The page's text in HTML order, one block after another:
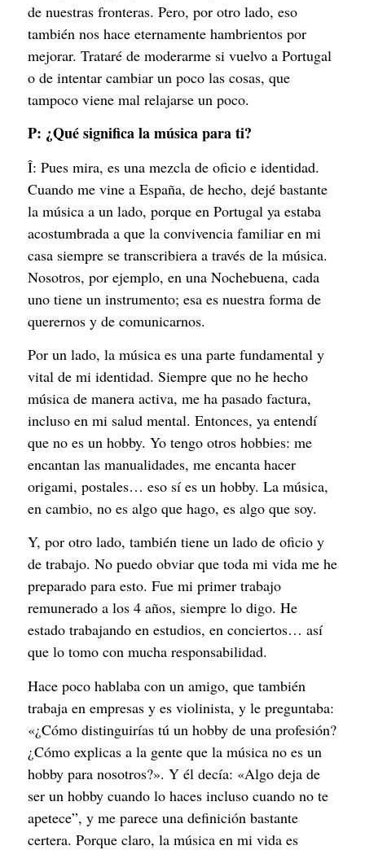
de nuestras fronteras. Pero, por otro lado, eso
también nos hace eternamente hambrientos por
mejorar. Trataré de moderarme si vuelvo a Portugal
o de intentar cambiar un poco las cosas, que
tampoco viene mal relajarse un poco.
P: ¿Qué significa la música para ti?
Î: Pues mira, es una mezcla de oficio e identidad.
Cuando me vine a España, de hecho, dejé bastante
la música a un lado, porque en Portugal ya estaba
acostumbrada a que la convivencia familiar en mi
casa siempre se transcribiera a través de la música.
Nosotros, por ejemplo, en una Nochebuena, cada
uno tiene un instrumento; esa es nuestra forma de
querernos y de comunicarnos.
Por un lado, la música es una parte fundamental y
vital de mi identidad. Siempre que no he hecho
música de manera activa, me ha pasado factura,
incluso en mi salud mental. Entonces, ya entendí
que no es un hobby. Yo tengo otros hobbies: me
encantan las manualidades, me encanta hacer
origami, postales… eso sí es un hobby. La música,
en cambio, no es algo que hago, es algo que soy.
Y, por otro lado, también tiene un lado de oficio y
de trabajo. No puedo obviar que toda mi vida me he
preparado para esto. Fue mi primer trabajo
remunerado a los 4 años, siempre lo digo. He
estado trabajando en estudios, en conciertos… así
que lo tomo con mucha responsabilidad.
Hace poco hablaba con un amigo, que también
trabaja en empresas y es violinista, y le preguntaba:
«¿Cómo distinguirías tú un hobby de una profesión?
¿Cómo explicas a la gente que la música no es un
hobby para nosotros?». Y él decía: «Algo deja de
ser un hobby cuando lo haces incluso cuando no te
apetece”, y me parece una definición bastante
certera. Porque claro, la música en mi vida es